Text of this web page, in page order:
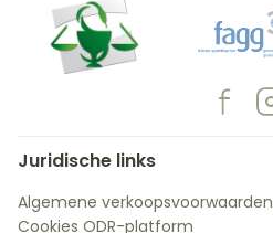
Juridische links
Algemene verkoopsvoorwaarden
Cookies ODR-platform